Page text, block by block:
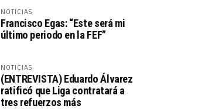
NOTICIAS
Francisco Egas: “Este será mi
último periodo en la FEF”
NOTICIAS
(ENTREVISTA) Eduardo Álvarez
ratificó que Liga contratará a
tres refuerzos más